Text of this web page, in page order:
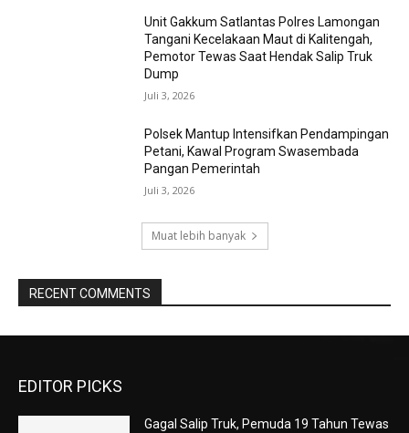
Unit Gakkum Satlantas Polres Lamongan
Tangani Kecelakaan Maut di Kalitengah,
Pemotor Tewas Saat Hendak Salip Truk
Dump
Juli 3, 2026
Polsek Mantup Intensifkan Pendampingan
Petani, Kawal Program Swasembada
Pangan Pemerintah
Juli 3, 2026
Muat lebih banyak
RECENT COMMENTS
EDITOR PICKS
Gagal Salip Truk, Pemuda 19 Tahun Tewas